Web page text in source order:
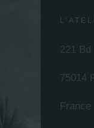
221 Bd
75014
France